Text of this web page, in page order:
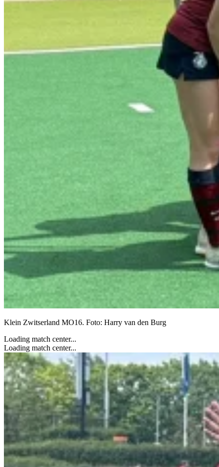
Klein Zwitserland MO16. Foto: Harry van den Burg
Loading match center...
Loading match center...